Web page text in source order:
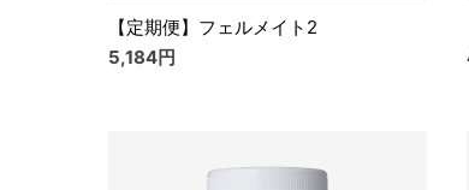
【定期便】フェルメイト2
5,184円